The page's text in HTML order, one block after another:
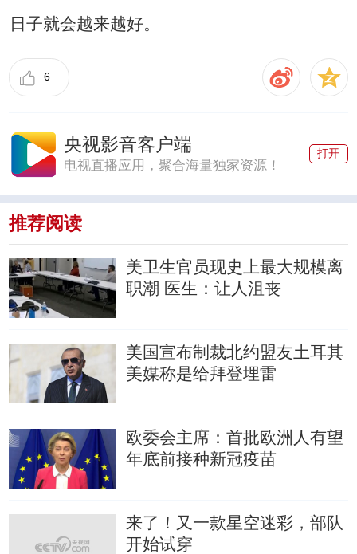
日子就会越来越好。
6
央视影音客户端
电视直播应用，聚合海量独家资源！
打开
推荐阅读
美卫生官员现史上最大规模离
职潮 医生：让人沮丧
美国宣布制裁北约盟友土耳其
美媒称是给拜登埋雷
欧委会主席：首批欧洲人有望
年底前接种新冠疫苗
来了！又一款星空迷彩，部队
开始试穿